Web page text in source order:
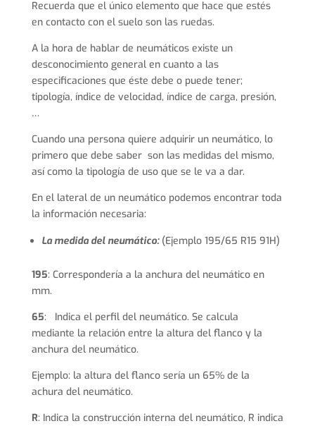
Recuerda que el único elemento que hace que estés
en contacto con el suelo son las ruedas.
A la hora de hablar de neumáticos existe un
desconocimiento general en cuanto a las
especificaciones que éste debe o puede tener;
tipología, índice de velocidad, índice de carga, presión,
…
Cuando una persona quiere adquirir un neumático, lo
primero que debe saber son las medidas del mismo,
así como la tipología de uso que se le va a dar.
En el lateral de un neumático podemos encontrar toda
la información necesaria:
La medida del neumático:(Ejemplo 195/65 R15 91H)
195: Correspondería a la anchura del neumático en
mm.
65: Indica el perfil del neumático. Se calcula
mediante la relación entre la altura del flanco y la
anchura del neumático.
Ejemplo: la altura del flanco sería un 65% de la
achura del neumático.
R: Indica la construcción interna del neumático, R indica